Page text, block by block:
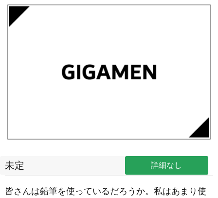
未定 詳細なし
皆さんは鉛筆を使っているだろうか。私はあまり使